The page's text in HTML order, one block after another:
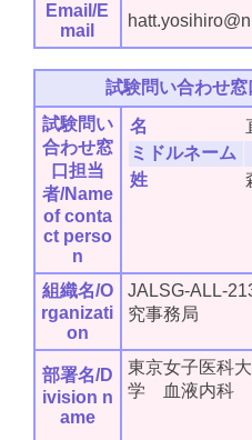
Email/E
mail
試験問い合わせ
試験問い
合わせ窓
口担当
者/Name
of conta
ct perso
n
名
ミドルネーム
姓
組織名/O
rganizati
on
JALSG-ALL-
究事務局
部署名/D
ivision n
ame
東京女子医科大
学 血液内科